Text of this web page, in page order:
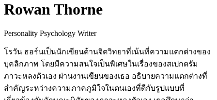
Rowan Thorne
Personality Psychology Writer
โรวัน ธอร์นเป็นนักเขียนด้านจิตวิทยาที่เน้นที่ความแตกต่างของ
บุคลิกภาพ โดยมีความสนใจเป็นพิเศษในเรื่องของสเปกตรัม
ภาวะหลงตัวเอง ผ่านงานเขียนของเธอ อธิบายความแตกต่างที่
สำคัญระหว่างความภาคภูมิใจในตนเองที่ดีกับรูปแบบที่